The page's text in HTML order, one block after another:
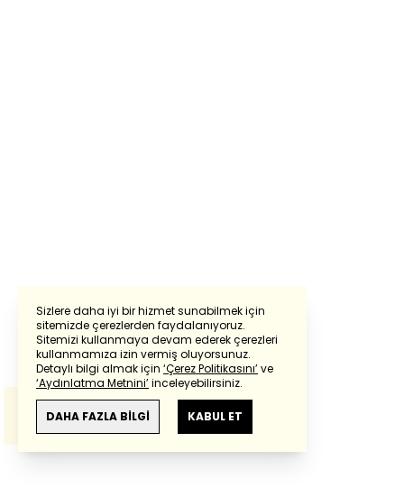
Sizlere daha iyi bir hizmet sunabilmek için
sitemizde çerezlerden faydalanıyoruz.
Sitemizi kullanmaya devam ederek çerezleri
kullanmamıza izin vermiş oluyorsunuz.
Detaylı bilgi almak için ‘Çerez Politikasını’ve
‘Aydınlatma Metnini’inceleyebilirsiniz.
DAHA FAZLA BİLGİ KABUL ET
Powered by Translate
Bu çevirideGoogle Transletekullanılmıştır.
Anlam ve çeviri hatalarından
haberturk.com
sorumlu değildir.